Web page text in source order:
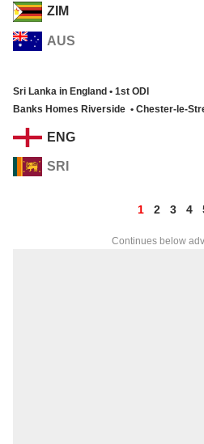
ZIM
AUS
Sri Lanka in England • 1st ODI
Banks Homes Riverside • Chester-le-
ENG
SRI
1 2 3 4
Continues below